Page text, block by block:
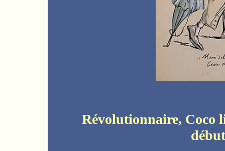
Révolutionnaire, Coco